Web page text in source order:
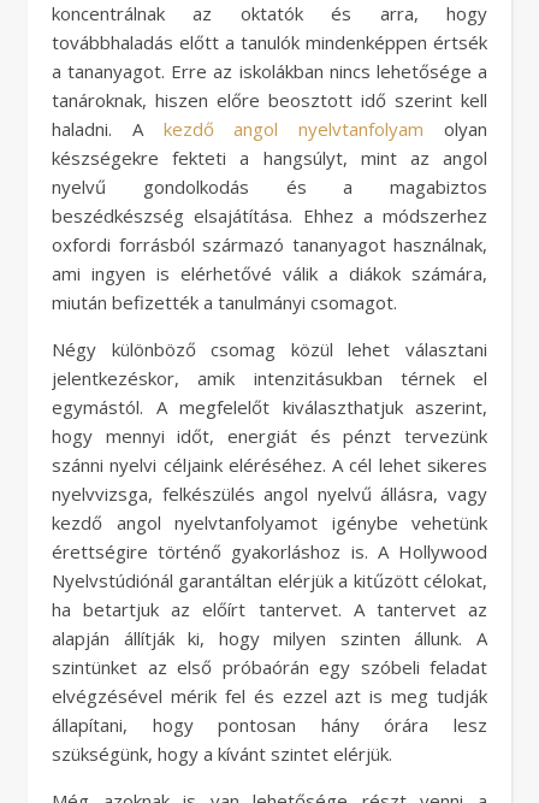
koncentrálnak az oktatók és arra, hogy
továbbhaladás előtt a tanulók mindenképpen értsék
a tananyagot. Erre az iskolákban nincs lehetősége a
tanároknak, hiszen előre beosztott idő szerint kell
haladni. A kezdő angol nyelvtanfolyam olyan
készségekre fekteti a hangsúlyt, mint az angol
nyelvű gondolkodás és a magabiztos
beszédkészség elsajátítása. Ehhez a módszerhez
oxfordi forrásból származó tananyagot használnak,
ami ingyen is elérhetővé válik a diákok számára,
miután befizették a tanulmányi csomagot.
Négy különböző csomag közül lehet választani
jelentkezéskor, amik intenzitásukban térnek el
egymástól. A megfelelőt kiválaszthatjuk aszerint,
hogy mennyi időt, energiát és pénzt tervezünk
szánni nyelvi céljaink eléréséhez. A cél lehet sikeres
nyelvvizsga, felkészülés angol nyelvű állásra, vagy
kezdő angol nyelvtanfolyamot igénybe vehetünk
érettségire történő gyakorláshoz is. A Hollywood
Nyelvstúdiónál garantáltan elérjük a kitűzött célokat,
ha betartjuk az előírt tantervet. A tantervet az
alapján állítják ki, hogy milyen szinten állunk. A
szintünket az első próbaórán egy szóbeli feladat
elvégzésével mérik fel és ezzel azt is meg tudják
állapítani, hogy pontosan hány órára lesz
szükségünk, hogy a kívánt szintet elérjük.